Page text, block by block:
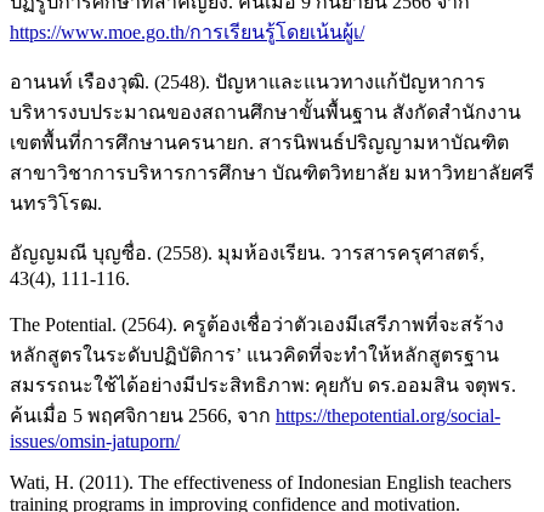
https://www.moe.go.th/การเรียนรู้โดยเน้นผู้เ/
อานนท์ เรืองวุฒิ. (2548). ปัญหาและแนวทางแก้ปัญหาการ
บริหารงบประมาณของสถานศึกษาขั้นพื้นฐาน สังกัดสำนักงาน
เขตพื้นที่การศึกษานครนายก. สารนิพนธ์ปริญญามหาบัณฑิต
สาขาวิชาการบริหารการศึกษา บัณฑิตวิทยาลัย มหาวิทยาลัยศรี
นทรวิโรฒ.
อัญญมณี บุญซื่อ. (2558). มุมห้องเรียน. วารสารครุศาสตร์,
43(4), 111-116.
The Potential. (2564). ครูต้องเชื่อว่าตัวเองมีเสรีภาพที่จะสร้าง
หลักสูตรในระดับปฏิบัติการ’ แนวคิดที่จะทำให้หลักสูตรฐาน
สมรรถนะใช้ได้อย่างมีประสิทธิภาพ: คุยกับ ดร.ออมสิน จตุพร.
ค้นเมื่อ 5 พฤศจิกายน 2566, จาก https://thepotential.org/social-
issues/omsin-jatuporn/
Wati, H. (2011). The effectiveness of Indonesian English teachers
training programs in improving confidence and motivation.